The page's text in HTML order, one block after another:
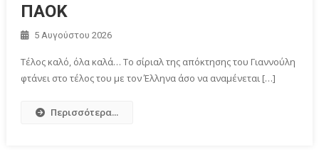
ΠΑΟΚ
5 Αυγούστου 2026
Τέλος καλό, όλα καλά… Το σίριαλ της απόκτησης του Γιαννούλη
φτάνει στο τέλος του με τον Έλληνα άσο να αναμένεται […]
Περισσότερα...